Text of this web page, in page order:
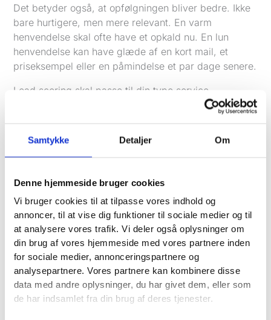
Samtykke Detaljer Om
Denne hjemmeside bruger cookies
Vi bruger cookies til at tilpasse vores indhold og
annoncer, til at vise dig funktioner til sociale medier og til
at analysere vores trafik. Vi deler også oplysninger om
din brug af vores hjemmeside med vores partnere inden
for sociale medier, annonceringspartnere og
analysepartnere. Vores partnere kan kombinere disse
data med andre oplysninger, du har givet dem, eller som
de har indsamlet fra din brug af deres tjenester.
Det betyder også, at opfølgningen bliver bedre. Ikke
bare hurtigere, men mere relevant. En varm
henvendelse skal ofte have et opkald nu. En lun
henvendelse kan have glæde af en kort mail, et
priseksempel eller en påmindelse et par dage senere.
Lead scoring skal passe til din type service
En elektriker, en fysioterapeut og en B2B-rådgiver
Forlokale servicevirksomheder
beslutningstid er hastighed og konkret behov ofte de
vil have hjælp nu, og om opgaven ligger indenfor det
område, man kører i.
For rådgivning og større B2B-forløb er billedet lidt
anderledes. Her kan virksomhedsstørrelse,
kontaktpersonens rolle og tidligere dialog betyde
mere. En direktør med et klart projekt er sjældent det
samme som en medarbejder, der bare undersøger
markedet.